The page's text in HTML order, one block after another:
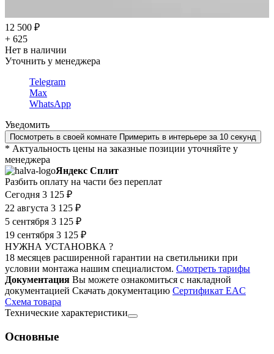
12 500 ₽
+ 625
Нет в наличии
Уточнить у менеджера
Telegram
Max
WhatsApp
Уведомить
Посмотреть в своей комнате Примерить в интерьере за 10 секунд
* Актуальность цены на заказные позиции уточняйте у
менеджера
Яндекс Сплит
Разбить оплату на части без переплат
Сегодня 3 125 ₽
22 августа 3 125 ₽
5 сентября 3 125 ₽
19 сентября 3 125 ₽
НУЖНА УСТАНОВКА ?
18 месяцев расширенной гарантии на светильники при
условии монтажа нашим специалистом. Смотреть тарифы
Документация Вы можете ознакомиться с накладной
документацией Скачать документацию Cертификат EAC
Cхема товара
Технические характеристики
Основные